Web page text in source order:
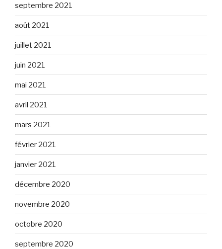
septembre 2021
août 2021
juillet 2021
juin 2021
mai 2021
avril 2021
mars 2021
février 2021
janvier 2021
décembre 2020
novembre 2020
octobre 2020
septembre 2020